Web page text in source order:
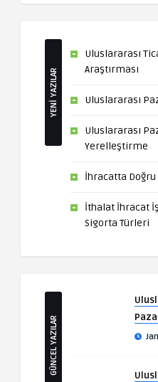
YENİ YAZILAR
Uluslararası
Araştırması
Uluslararası
Uluslararası
Yerelleştirme
İhracatta
İthalat İhracat
Sigorta Türleri
GÜNCEL YAZILAR